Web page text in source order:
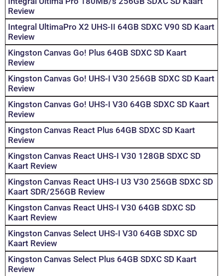
Review
Integral UltimaPro X2 UHS-II 64GB SDXC V90 SD Kaart
Review
Kingston Canvas Go! Plus 64GB SDXC SD Kaart
Review
Kingston Canvas Go! UHS-I V30 256GB SDXC SD Kaart
Review
Kingston Canvas Go! UHS-I V30 64GB SDXC SD Kaart
Review
Kingston Canvas React Plus 64GB SDXC SD Kaart
Review
Kingston Canvas React UHS-I V30 128GB SDXC SD
Kaart Review
Kingston Canvas React UHS-I U3 V30 256GB SDXC SD
Kaart SDR/256GB Review
Kingston Canvas React UHS-I V30 64GB SDXC SD
Kaart Review
Kingston Canvas Select UHS-I V30 64GB SDXC SD
Kaart Review
Kingston Canvas Select Plus 64GB SDXC SD Kaart
Review